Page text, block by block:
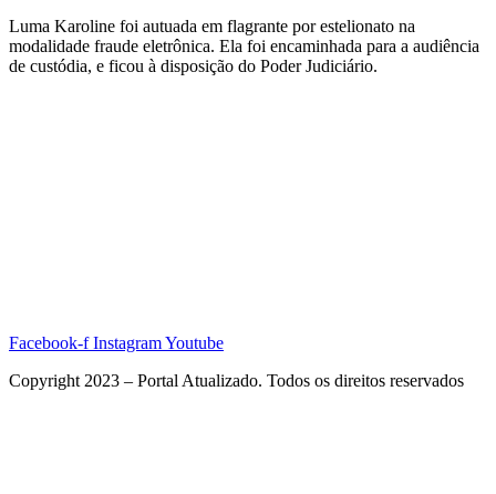
Luma Karoline foi autuada em flagrante por estelionato na
modalidade fraude eletrônica. Ela foi encaminhada para a audiência
de custódia, e ficou à disposição do Poder Judiciário.
Facebook-f InstagramYoutube
Copyright 2023 – Portal Atualizado. Todos os direitos reservados